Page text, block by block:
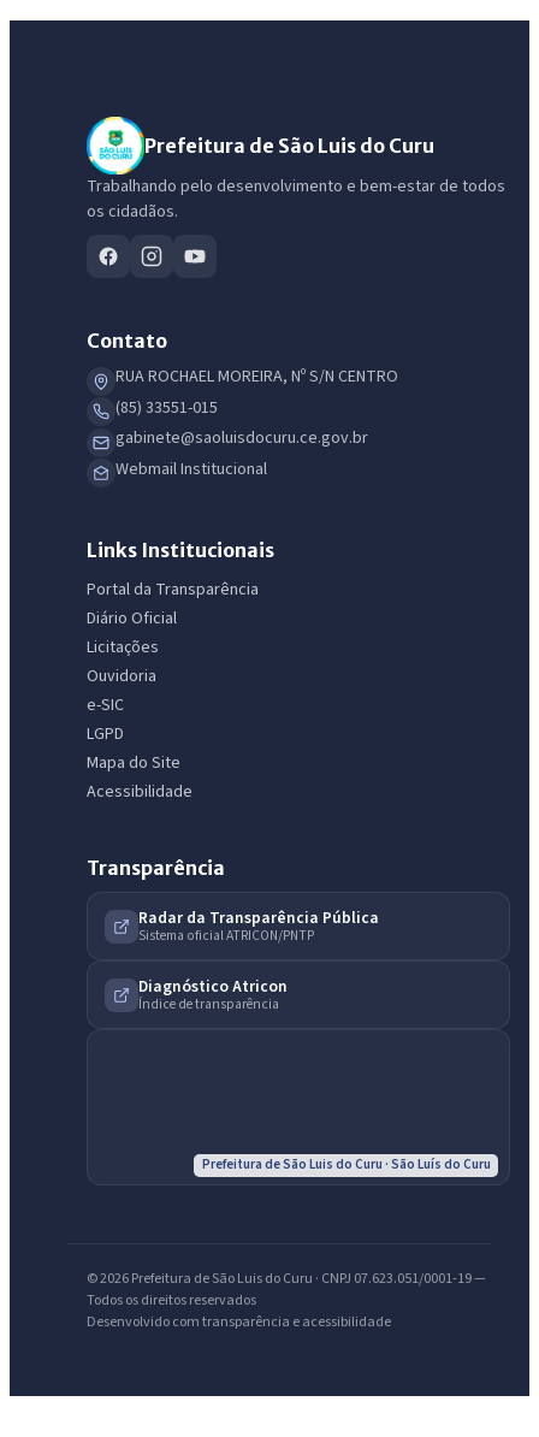
Prefeitura de São Luis do Curu
Trabalhando pelo desenvolvimento e bem-estar de todos
os cidadãos.
Contato
RUA ROCHAEL MOREIRA, Nº S/N CENTRO
(85) 33551-015
gabinete@saoluisdocuru.ce.gov.br
Webmail Institucional
Links Institucionais
Portal da Transparência
Diário Oficial
Licitações
Ouvidoria
e-SIC
LGPD
Mapa do Site
Acessibilidade
Transparência
Radar da Transparência Pública
Sistema oficial ATRICON/PNTP
Diagnóstico Atricon
Índice de transparência
Prefeitura de São Luis do Curu · São Luís do Curu
© 2026 Prefeitura de São Luis do Curu · CNPJ 07.623.051/0001-19 —
Todos os direitos reservados
Desenvolvido com transparência e acessibilidade
IntGest AI
Assistente do Portal
Licitações abertas Carta de serviços Diário Oficial